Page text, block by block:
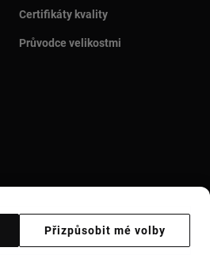
Certifikáty kvality
Průvodce velikostmi
Přizpůsobit mé volby